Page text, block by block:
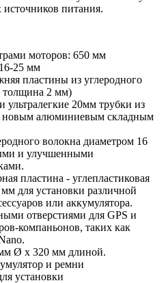
питания.
моторов: 650 мм
25 мм
пластины из углеродного
толщина 2 мм)
20мм трубки из
новым алюминиевым складным
волокна диаметром 16
и улучшенными
пластина - углепластиковая
для установки различной
или аккумулятора.
отверстиями для GPS и
компаньонов, таких как
Ø x 320 мм длиной.
и ремни
установки